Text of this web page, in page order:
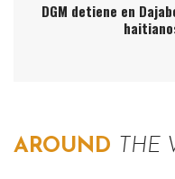
DGM detiene en
AROUND THE